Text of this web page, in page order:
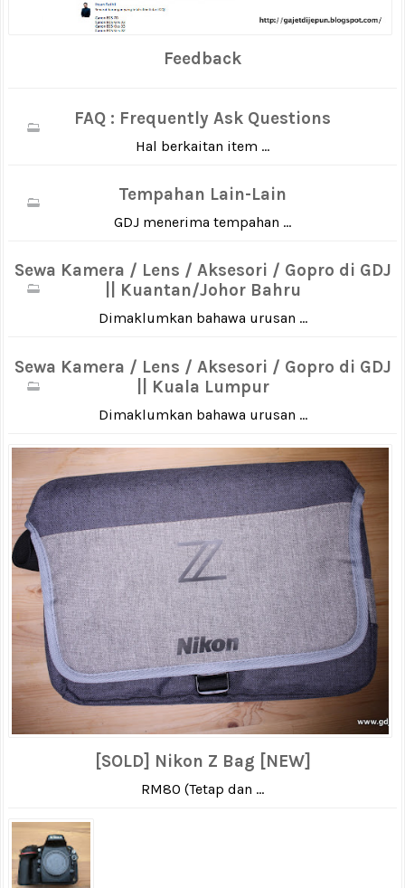
Feedback
FAQ : Frequently Ask Questions
Hal berkaitan item ...
Tempahan Lain-Lain
GDJ menerima tempahan ...
Sewa Kamera / Lens / Aksesori / Gopro di GDJ
|| Kuantan/Johor Bahru
Dimaklumkan bahawa urusan ...
Sewa Kamera / Lens / Aksesori / Gopro di GDJ
|| Kuala Lumpur
Dimaklumkan bahawa urusan ...
[SOLD] Nikon Z Bag [NEW]
RM80 (Tetap dan ...